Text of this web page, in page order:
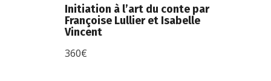
Initiation à l’art du conte par
Françoise Lullier et Isabelle
Vincent
360€